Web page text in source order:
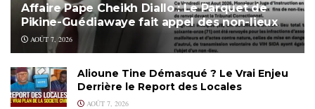
Affaire Pape Cheikh Diallo : Le Parquet de
Pikine-Guédiawaye fait appel des non-lieux
AOÛT 7, 2026
Alioune Tine Démasqué ? Le Vrai Enjeu
Derrière le Report des Locales
AOÛT 7, 2026